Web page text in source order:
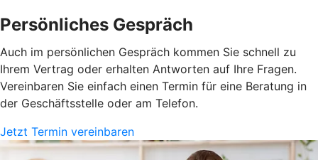
Persönliches Gespräch
Auch im persönlichen Gespräch kommen Sie schnell zu
Ihrem Vertrag oder erhalten Antworten auf Ihre Fragen.
Vereinbaren Sie einfach einen Termin für eine Beratung in
der Geschäftsstelle oder am Telefon.
Jetzt Termin vereinbaren